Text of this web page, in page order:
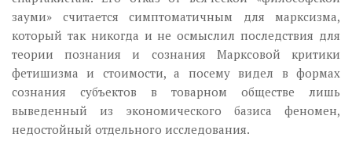
зауми» считается симптоматичным для марксизма,
который так никогда и не осмыслил последствия для
теории познания и сознания Марксовой критики
фетишизма и стоимости, а посему видел в формах
сознания субъектов в товарном обществе лишь
выведенный из экономического базиса феномен,
недостойный отдельного исследования.